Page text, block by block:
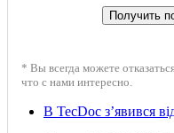
* Вы всегда можете
что с нами интересно.
В TecDoc з’явився